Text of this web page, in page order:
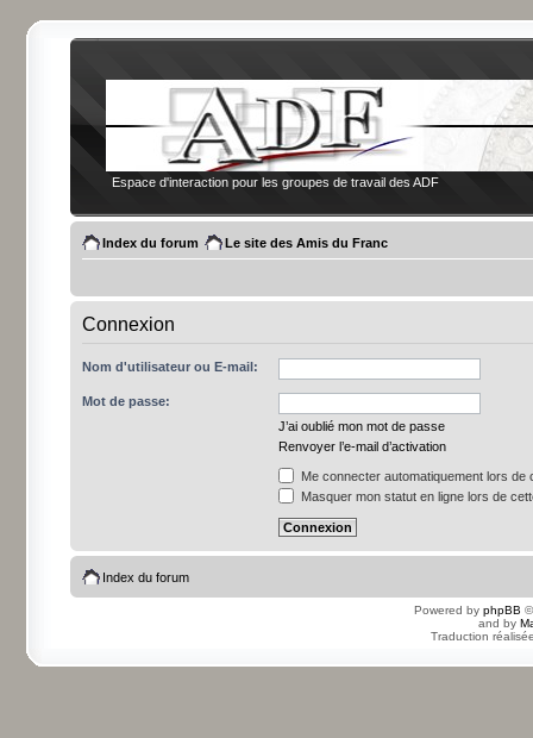
Espace d'interaction pour les groupes de travail des ADF
Index du forum Le site des Amis du Franc
Connexion
Nom d'utilisateur ou E-mail:
Mot de passe:
J’ai oublié mon mot de passe
Renvoyer l’e-mail d’activation
Me connecter automatiquement lors de
Masquer mon statut en ligne lors de
Index du forum
Powered by phpBB
and by
Traduction